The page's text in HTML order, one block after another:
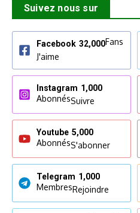
Suivez nous sur
Facebook 32,000Fans
J'aime
Instagram 1,000
AbonnésSuivre
Youtube 5,000
AbonnésS'abonner
Telegram 1,000
MembresRejoindre